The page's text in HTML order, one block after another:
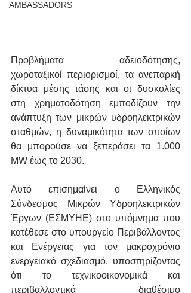
AMBASSADORS
Προβλήματα αδειοδότησης,
χωροταξικοί περιορισμοί, τα ανεπαρκή
δίκτυα μέσης τάσης και οι δυσκολίες
στη χρηματοδότηση εμποδίζουν την
ανάπτυξη των μικρών υδροηλεκτρικών
σταθμών, η δυναμικότητα των οποίων
θα μπορούσε να ξεπεράσει τα 1.000
MW έως το 2030.
Αυτό επισημαίνει ο Ελληνικός
Σύνδεσμος Μικρών Υδροηλεκτρικών
Έργων (ΕΣΜΥΗΕ) στο υπόμνημα που
κατέθεσε στο υπουργείο Περιβάλλοντος
και Ενέργειας για τον μακροχρόνιο
ενεργειακό σχεδιασμό, υποστηρίζοντας
ότι το τεχνικοοικονομικά και
περιβαλλοντικά διαθέσιμο